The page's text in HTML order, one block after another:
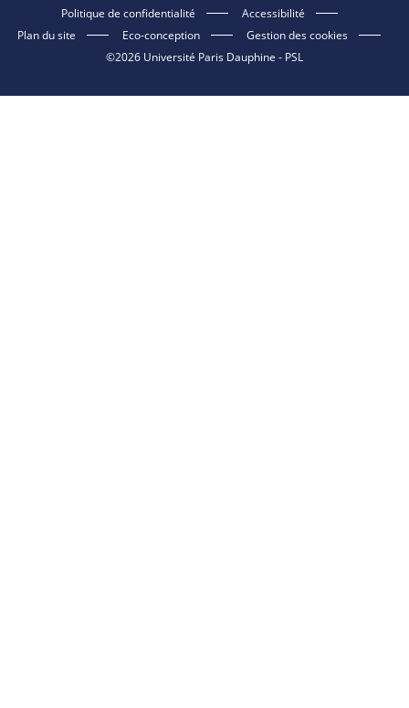
Politique de confidentialité
Accessibilité
Plan du site
Eco-conception
Gestion des cookies
©2026 Université Paris Dauphine - PSL